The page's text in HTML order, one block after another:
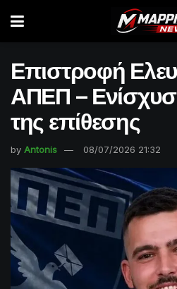
Επιστροφή
ΑΠΕΠ –
της επίθεσης
by Antonis 08/07/2026 21:32